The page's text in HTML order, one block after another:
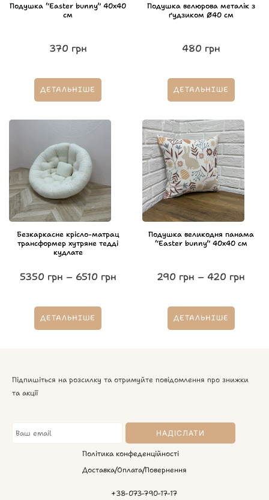
Подушка “Easter bunny” 40х40
см
370 грн
ДЕТАЛЬНІШЕ
Подушка велюрова металік з
ґудзиком Ø40 см
480 грн
ДЕТАЛЬНІШЕ
Безкаркасне крісло-матрац
трансформер хутряне тедді
кудлате
5350 грн – 6510 грн
ДЕТАЛЬНІШЕ
Подушка великодня панама
“Easter bunny” 40х40 см
290 грн – 420 грн
ДЕТАЛЬНІШЕ
Підпишіться на розсилку та отримуйте повідомлення про знижки
та акції
Політика конфеденційності
Доставка/Оплата/Повернення
+38-073-790-17-17